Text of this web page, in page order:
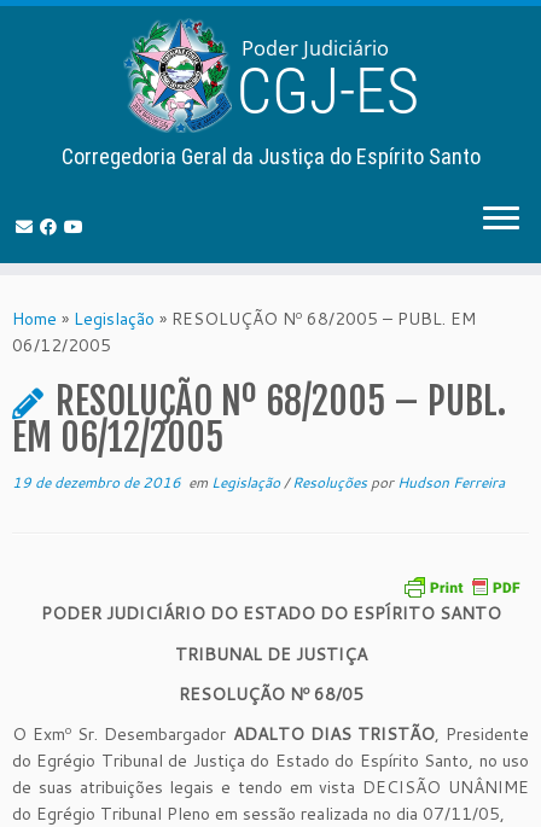
to
content
Corregedoria Geral da Justiça do Espírito Santo
Home » Legislação » RESOLUÇÃO Nº 68/2005 – PUBL. EM
06/12/2005
RESOLUÇÃO Nº 68/2005 – PUBL.
EM 06/12/2005
19 de dezembro de 2016 em Legislação/ResoluçõesporHudson Ferreira
PODER JUDICIÁRIO DO ESTADO DO ESPÍRITO SANTO
TRIBUNAL DE JUSTIÇA
RESOLUÇÃO Nº 68/05
O Exmº Sr. Desembargador ADALTO DIAS TRISTÃO, Presidente
do Egrégio Tribunal de Justiça do Estado do Espírito Santo, no uso
de suas atribuições legais e tendo em vista DECISÃO UNÂNIME
do Egrégio Tribunal Pleno em sessão realizada no dia 07/11/05,